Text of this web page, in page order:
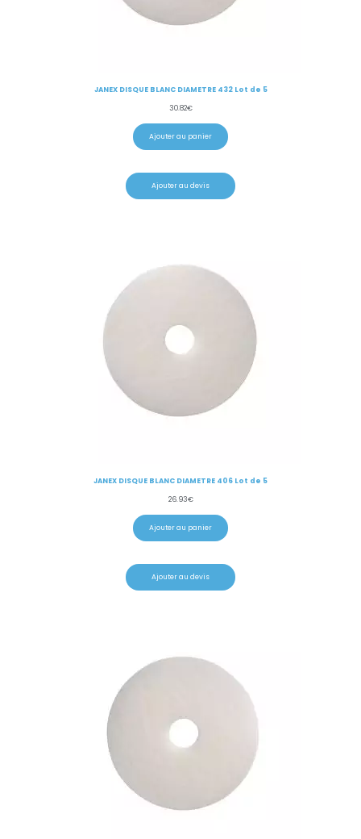
JANEX DISQUE BLANC DIAMETRE 432 Lot de 5
30.82€
Ajouter au panier
Ajouter au devis
JANEX DISQUE BLANC DIAMETRE 406 Lot de 5
26.93€
Ajouter au panier
Ajouter au devis